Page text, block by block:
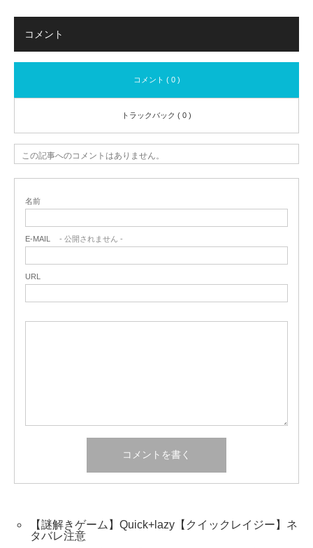
コメント
コメント ( 0 )
トラックバック ( 0 )
この記事へのコメントはありません。
名前
E-MAIL - 公開されません -
URL
【謎解きゲーム】Quick+lazy【クイックレイジー】ネ
タバレ注意